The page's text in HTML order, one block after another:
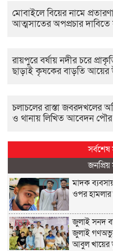
মোবাইলে বিয়ের নামে
আত্মসাতের অপপ্রচার
রায়পুরে বর্ষায় নদীর চরে
ছাড়াই কৃষকের বাড়তি
চলাচলের রাস্তা
ও থানায় লিখিত আবেদন পৌর
সর্বশেষ
জনপ্রিয়
মাদক
ওপর
জুলাই সনদ
জুলাই
আবুল খায়ের